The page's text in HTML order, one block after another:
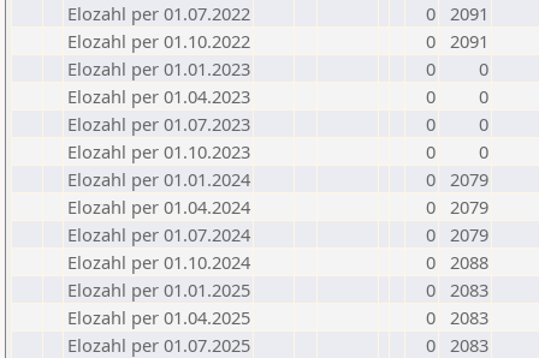
Elozahl per 01.07.2022
0 2091
Elozahl per 01.10.2022
0 2091
Elozahl per 01.01.2023
0
0
Elozahl per 01.04.2023
0
0
Elozahl per 01.07.2023
0
0
Elozahl per 01.10.2023
0
0
Elozahl per 01.01.2024
0 2079
Elozahl per 01.04.2024
0 2079
Elozahl per 01.07.2024
0 2079
Elozahl per 01.10.2024
0 2088
Elozahl per 01.01.2025
0 2083
Elozahl per 01.04.2025
0 2083
Elozahl per 01.07.2025
0 2083